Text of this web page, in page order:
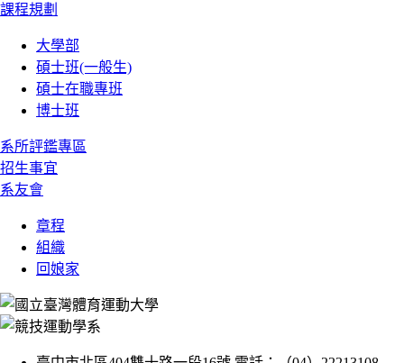
課程規劃
大學部
碩士班(一般生)
碩士在職專班
博士班
系所評鑑專區
招生事宜
系友會
章程
組織
回娘家